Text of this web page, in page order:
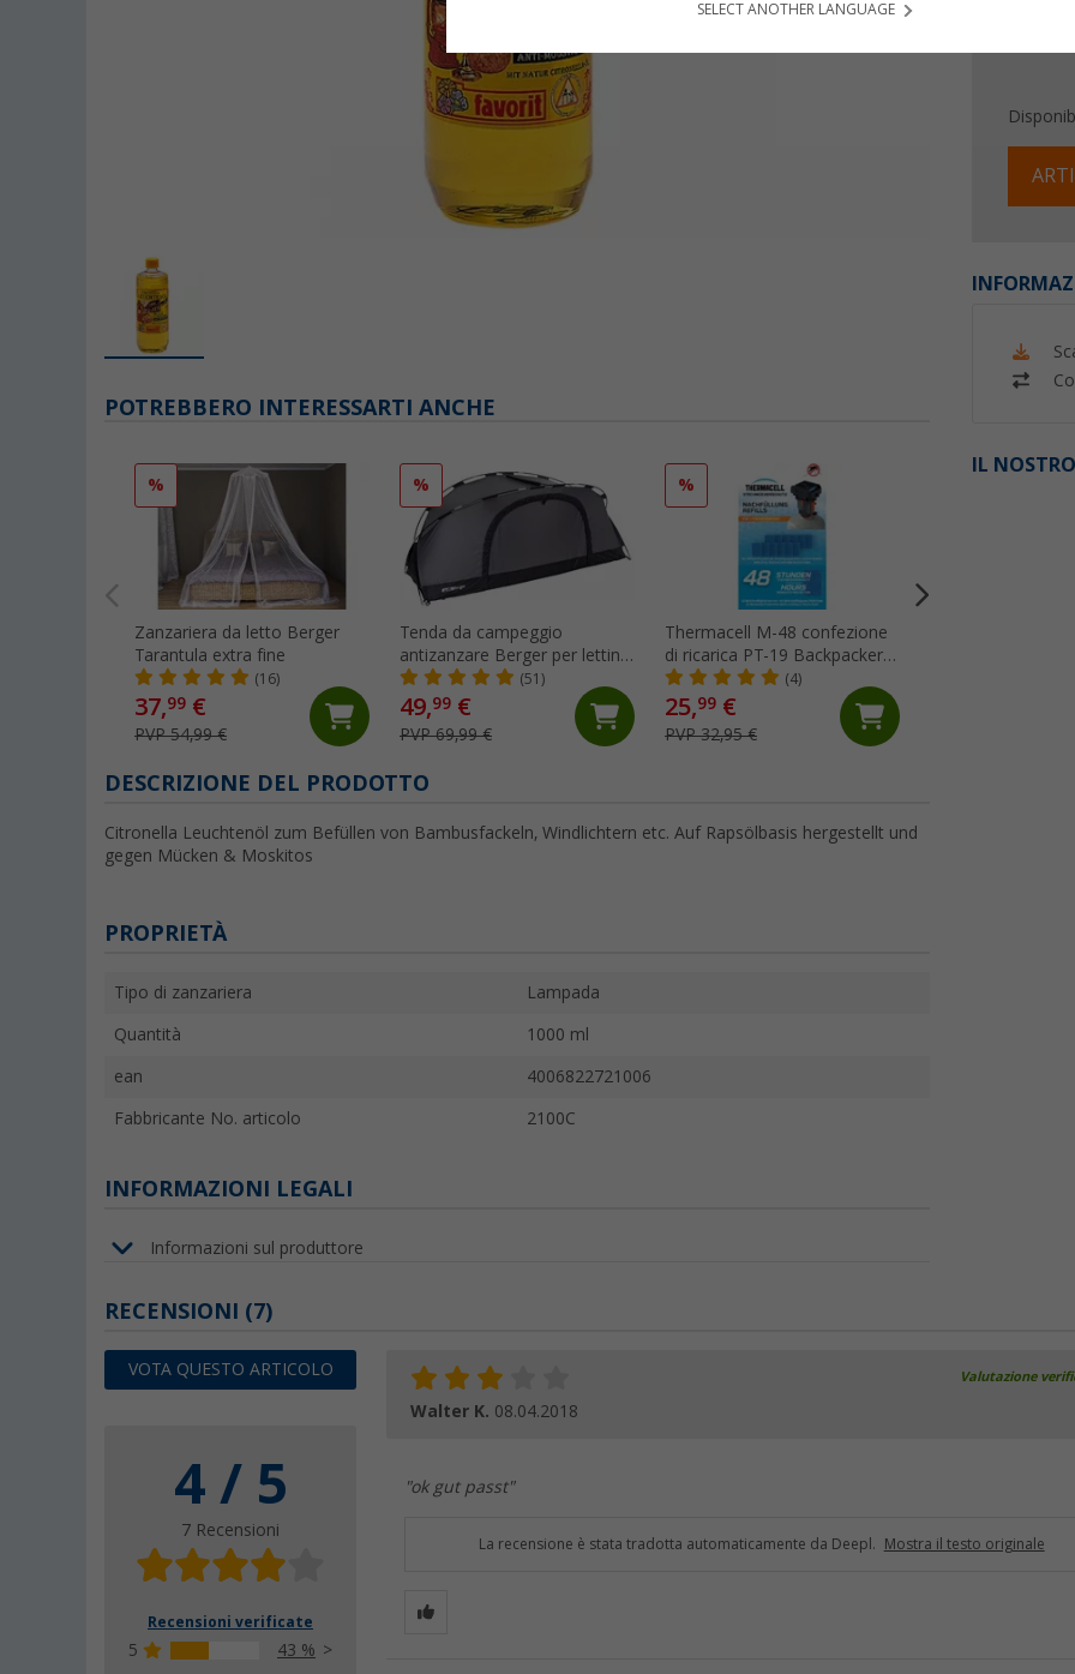
IL
POTREBBERO INTERESSARTI ANCHE
%
Zanzariera da letto Berger
Tarantula extra fine
(16)
37,99 €
PVP 54,99 €
%
Tenda da campeggio
antizanzare Berger per lettino
da campeggio 210 x 75 x 105
cm grigio
(51)
49,99 €
PVP 69,99 €
%
Thermacell M-48 confezione
di ricarica PT-19 Backpacker
48 ore
(4)
25,99 €
PVP 32,95 €
DESCRIZIONE DEL PRODOTTO
Citronella Leuchtenöl zum Befüllen von Bambusfackeln, Windlichtern etc. Auf Rapsölbasis hergestellt und
gegen Mücken & Moskitos
PROPRIETÀ
Tipo di zanzariera Lampada
Quantità 1000 ml
ean 4006822721006
Fabbricante No. articolo 2100C
INFORMAZIONI LEGALI
Informazioni sul produttore
RECENSIONI (7)
VOTA QUESTO ARTICOLO
4 / 5
7 Recensioni
Recensioni verificate
5
43 %
Valutazione
Walter K. 08.04.2018
"ok gut passt"
La recensione è stata tradotta automaticamente da Deepl. Mostra il testo originale
SELECT ANOTHER LANGUAGE